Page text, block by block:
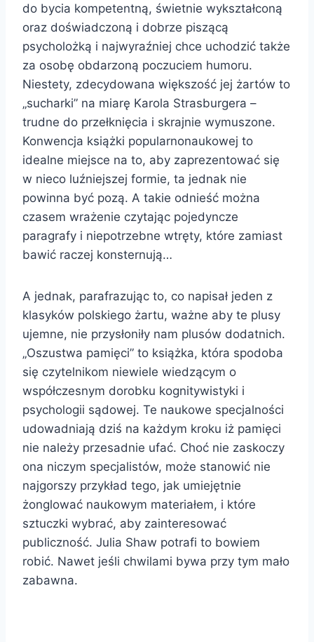
do bycia kompetentną, świetnie wykształconą
oraz doświadczoną i dobrze piszącą
psycholożką i najwyraźniej chce uchodzić także
za osobę obdarzoną poczuciem humoru.
Niestety, zdecydowana większość jej żartów to
„sucharki” na miarę Karola Strasburgera –
trudne do przełknięcia i skrajnie wymuszone.
Konwencja książki popularnonaukowej to
idealne miejsce na to, aby zaprezentować się
w nieco luźniejszej formie, ta jednak nie
powinna być pozą. A takie odnieść można
czasem wrażenie czytając pojedyncze
paragrafy i niepotrzebne wtręty, które zamiast
bawić raczej konsternują…
A jednak, parafrazując to, co napisał jeden z
klasyków polskiego żartu, ważne aby te plusy
ujemne, nie przysłoniły nam plusów dodatnich.
„Oszustwa pamięci” to książka, która spodoba
się czytelnikom niewiele wiedzącym o
współczesnym dorobku kognitywistyki i
psychologii sądowej. Te naukowe specjalności
udowadniają dziś na każdym kroku iż pamięci
nie należy przesadnie ufać. Choć nie zaskoczy
ona niczym specjalistów, może stanowić nie
najgorszy przykład tego, jak umiejętnie
żonglować naukowym materiałem, i które
sztuczki wybrać, aby zainteresować
publiczność. Julia Shaw potrafi to bowiem
robić. Nawet jeśli chwilami bywa przy tym mało
zabawna.